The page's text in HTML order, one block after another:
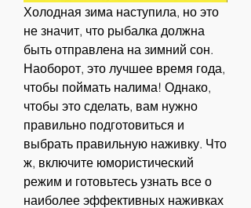
Холодная зима наступила, но это
не значит, что рыбалка должна
быть отправлена на зимний сон.
Наоборот, это лучшее время года,
чтобы поймать налима! Однако,
чтобы это сделать, вам нужно
правильно подготовиться и
выбрать правильную наживку. Что
ж, включите юмористический
режим и готовьтесь узнать все о
наиболее эффективных наживках